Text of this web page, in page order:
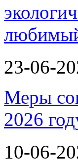
23-06-
Меры
2026
10-06-